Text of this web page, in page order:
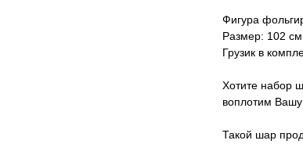
Фигура
Размер: 102 см
Грузик в
Хотите набор
воплотим
Такой шар